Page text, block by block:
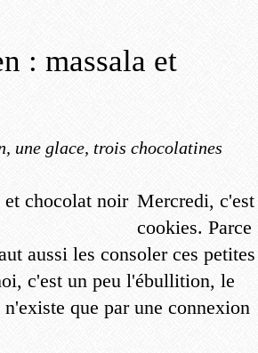
: massala et
une glace, trois chocolatines
Mercredi, c'est
cookies. Parce
aussi les consoler ces petites
c'est un peu l'ébullition, le
que par une connexion